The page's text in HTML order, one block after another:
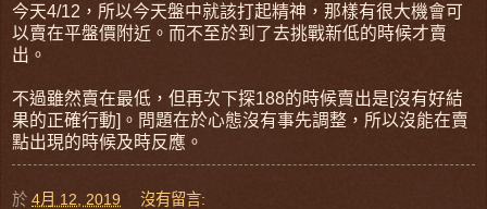
今天4/12，所以今天盤中就該打起精神，那樣有很大機會可
以賣在平盤價附近。而不至於到了去挑戰新低的時候才賣
出。
不過雖然賣在最低，但再次下探188的時候賣出是[沒有好結
果的正確行動]。問題在於心態沒有事先調整，所以沒能在賣
點出現的時候及時反應。
於 4月 12, 2019 沒有留言: